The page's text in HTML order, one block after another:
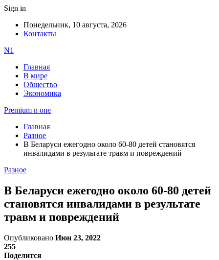
Sign in
Понедельник, 10 августа, 2026
Контакты
N1
Главная
В мире
Общество
Экономика
Premium n one
Главная
Разное
В Беларуси ежегодно около 60-80 детей становятся
инвалидами в результате травм и повреждений
Разное
В Беларуси ежегодно около 60-80 детей
становятся инвалидами в результате
травм и повреждений
Опубликовано Июн 23, 2022
255
Поделится